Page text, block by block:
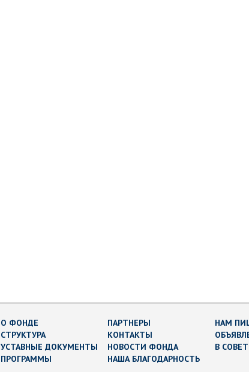
О ФОНДЕ
СТРУКТУРА
УСТАВНЫЕ ДОКУМЕНТЫ
ПРОГРАММЫ
ПАРТНЕРЫ
КОНТАКТЫ
НОВОСТИ ФОНДА
НАША БЛАГОДАРНОСТЬ
НАМ
В